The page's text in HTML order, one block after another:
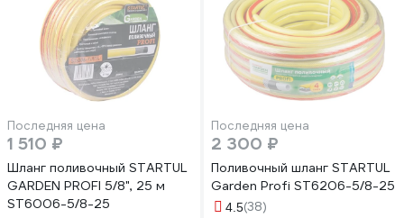
Последняя цена
1 510 ₽
Шланг поливочный STARTUL
GARDEN PROFI 5/8", 25 м
ST6006-5/8-25
Последняя цена
2 300 ₽
Поливочный шланг STARTUL
Garden Profi ST6206-5/8-25
4.5(38)